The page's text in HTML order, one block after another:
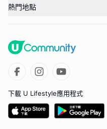
熱門地點
下載 U Lifestyle應用程式